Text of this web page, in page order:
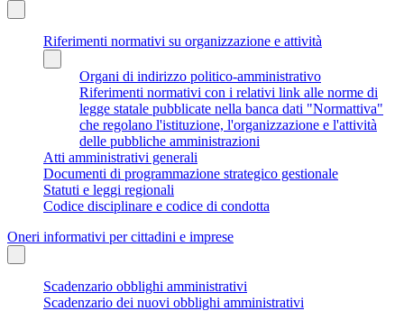
Riferimenti normativi su organizzazione e attività
Organi di indirizzo politico-amministrativo
Riferimenti normativi con i relativi link alle norme di
legge statale pubblicate nella banca dati "Normattiva"
che regolano l'istituzione, l'organizzazione e l'attività
delle pubbliche amministrazioni
Atti amministrativi generali
Documenti di programmazione strategico gestionale
Statuti e leggi regionali
Codice disciplinare e codice di condotta
Oneri informativi per cittadini e imprese
Scadenzario obblighi amministrativi
Scadenzario dei nuovi obblighi amministrativi